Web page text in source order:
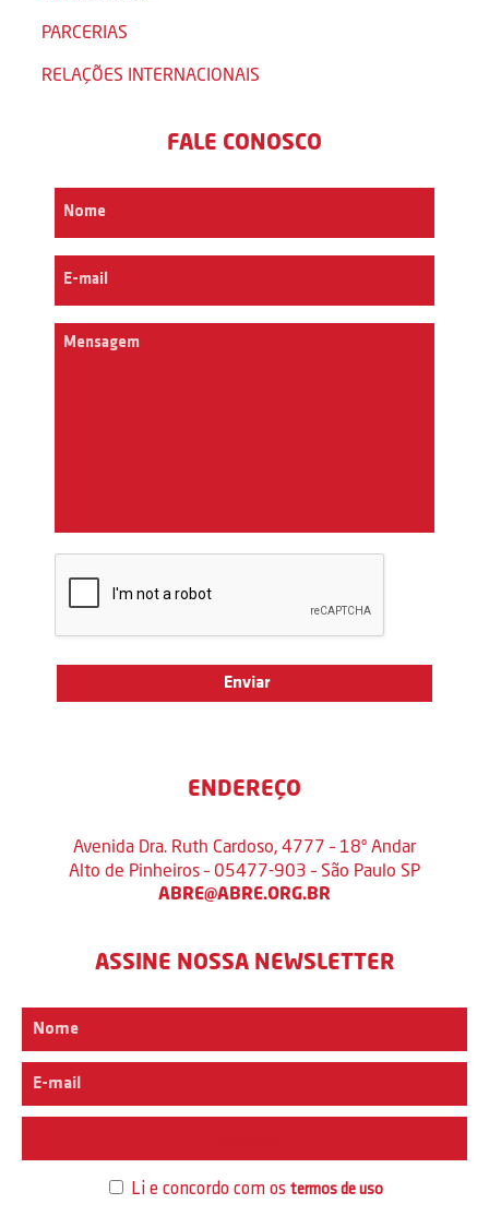
PARCERIAS
RELAÇÕES INTERNACIONAIS
FALE CONOSCO
ENDEREÇO
Avenida Dra. Ruth Cardoso, 4777 – 18º Andar
Alto de Pinheiros – 05477-903 – São Paulo SP
ABRE@ABRE.ORG.BR
ASSINE NOSSA NEWSLETTER
Li e concordo com os termos de uso